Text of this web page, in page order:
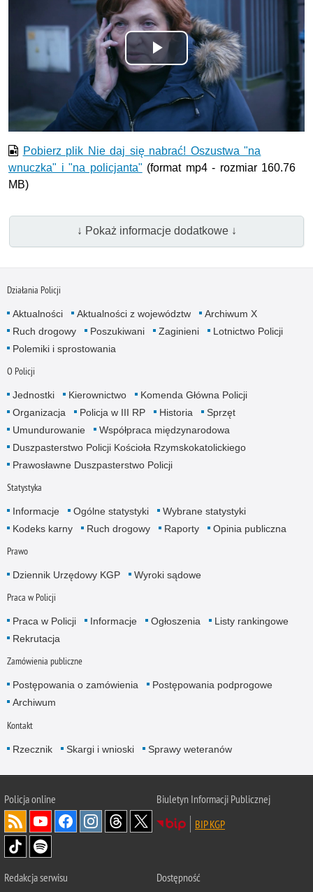
Odtwórz
wideo
Pobierz plik Nie daj się nabrać! Oszustwa "na
wnuczka" i "na policjanta" (format mp4 - rozmiar 160.76
MB)
↓ Pokaż informacje dodatkowe ↓
Działania Policji
Aktualności Aktualności z województw
Archiwum X
Ruch drogowy
Poszukiwani Zaginieni
Lotnictwo Policji
Polemiki i sprostowania
O Policji
Jednostki Kierownictwo
Komenda Główna Policji
Organizacja
Policja w III RP Historia
Sprzęt
Umundurowanie
Współpraca międzynarodowa
Duszpasterstwo Policji Kościoła Rzymskokatolickiego
Prawosławne Duszpasterstwo Policji
Statystyka
Informacje Ogólne statystyki
Wybrane statystyki
Kodeks karny
Ruch drogowy Raporty Opinia publiczna
Prawo
Dziennik Urzędowy KGP Wyroki sądowe
Praca w Policji
Praca w Policji Informacje Ogłoszenia
Listy rankingowe
Rekrutacja
Zamówienia publiczne
Postępowania o zamówienia
Postępowania podprogowe
Archiwum
Kontakt
Rzecznik Skargi i wnioski Sprawy weteranów
Policjaonline
Biuletyn Informacji Publicznej
BIP KGP
Redakcja serwisu Dostępność